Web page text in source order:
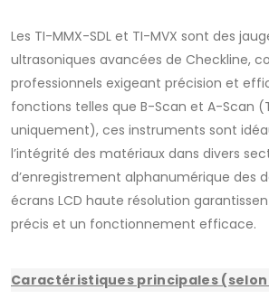
Les TI-MMX-SDL et TI-MVX sont des
ultrasoniques avancées de Checkline,
professionnels exigeant précision et
fonctions telles que B-Scan et A-Scan
uniquement), ces instruments sont
l’intégrité des matériaux dans divers
d’enregistrement alphanumérique des
écrans LCD haute résolution
précis et un fonctionnement efficace.
Caractéristiques principales (selon